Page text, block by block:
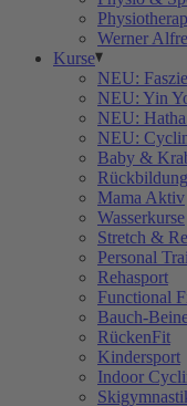
Werner
Kurse
NEU:
NEU: Yin
NEU: Hatha
NEU:
Baby &
Mama Aktiv
Wasserkurse
Stretch &
Personal
Rehasport
Functional
Bauch-
RückenFit
Kindersport
Indoor